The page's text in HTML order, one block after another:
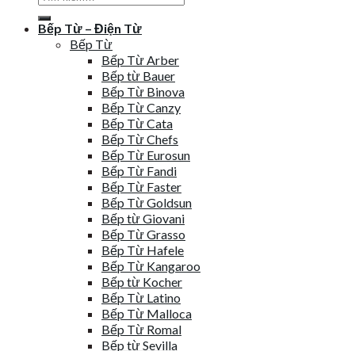
kiếm:
Bếp Từ – Điện Từ
Bếp Từ
Bếp Từ Arber
Bếp từ Bauer
Bếp Từ Binova
Bếp Từ Canzy
Bếp Từ Cata
Bếp Từ Chefs
Bếp Từ Eurosun
Bếp Từ Fandi
Bếp Từ Faster
Bếp Từ Goldsun
Bếp từ Giovani
Bếp Từ Grasso
Bếp Từ Hafele
Bếp Từ Kangaroo
Bếp từ Kocher
Bếp Từ Latino
Bếp Từ Malloca
Bếp Từ Romal
Bếp từ Sevilla